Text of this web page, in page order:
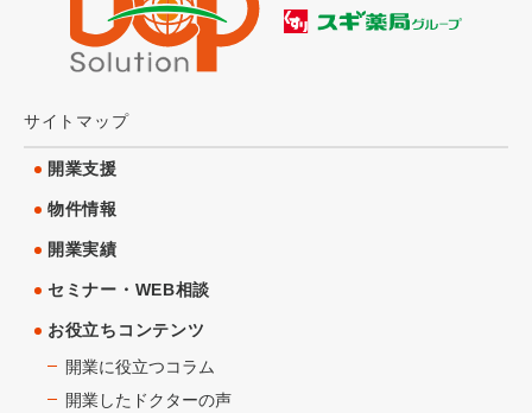
サイトマップ
開業支援
物件情報
開業実績
セミナー・WEB相談
お役立ちコンテンツ
開業に役立つコラム
開業したドクターの声